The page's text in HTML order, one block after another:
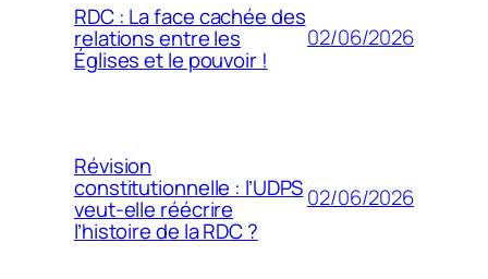
RDC : La face cachée des
relations entre les
Églises et le pouvoir !
02/06/2026
Révision
constitutionnelle : l’UDPS
veut-elle réécrire
l’histoire de la RDC ?
02/06/2026